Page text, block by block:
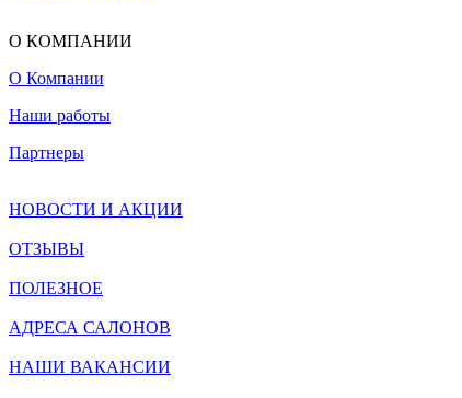
О КОМПАНИИ
О Компании
Наши работы
Партнеры
НОВОСТИ И АКЦИИ
ОТЗЫВЫ
ПОЛЕЗНОЕ
АДРЕСА САЛОНОВ
НАШИ ВАКАНСИИ